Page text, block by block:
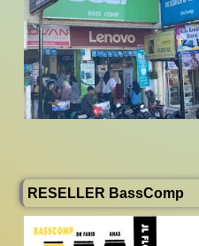
RESELLER BassComp